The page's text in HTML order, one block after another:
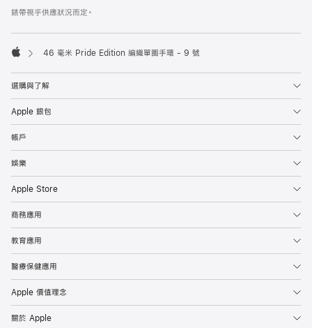
錶帶視乎供應狀況而定。
46 毫米 Pride Edition 編織單圈手環 - 9 號
選購與了解
Apple 銀包
帳戶
娛樂
Apple Store
商務應用
教育應用
醫療保健應用
Apple 價值理念
關於 Apple